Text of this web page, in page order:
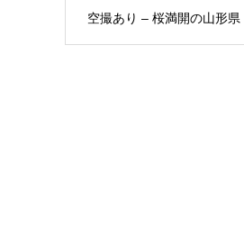
空撮あり – 桜満開の山形県